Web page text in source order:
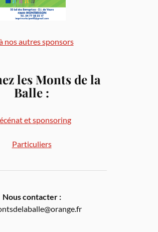
nos autres sponsors
les Monts de la
Balle :
et sponsoring
Particuliers
Nous contacter :